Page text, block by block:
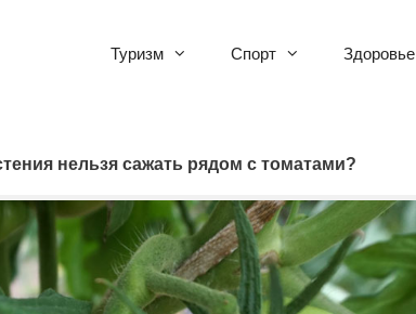
Туризм Спорт Здоровье
нельзя сажать рядом с томатами?